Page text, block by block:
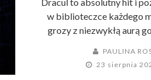
w biblioteczce każdego
grozy z niezwykłą aurą
PAULINA
23 sierpnia